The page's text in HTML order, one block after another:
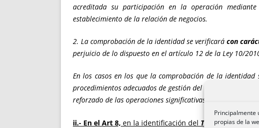
Principalmente
propias de la
acreditada su participación en la operación
establecimiento de la relación de negocios.
2. La comprobación de la identidad se verificará con
perjuicio de lo dispuesto en el artículo 12 de la Ley 10/
En los casos en los que la comprobación de la
procedimientos adecuados de gestión del riesgo. Estos
reforzado de las operaciones significativas por su volumen
ii.- En el Art 8, en la identificación del TITULAR REAL :